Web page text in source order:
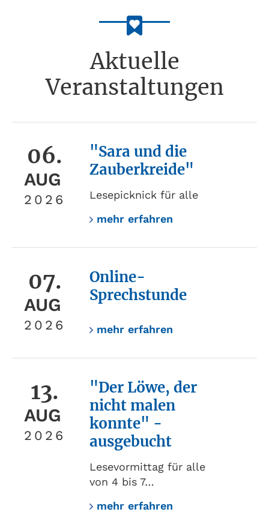
Aktuelle
Veranstaltungen
06.
AUG
2026
"Sara und die
Zauberkreide"
Lesepicknick für alle
mehr erfahren
07.
AUG
2026
Online-
Sprechstunde
mehr erfahren
13.
AUG
2026
"Der Löwe, der
nicht malen
konnte" -
ausgebucht
Lesevormittag für alle
von 4 bis 7…
mehr erfahren